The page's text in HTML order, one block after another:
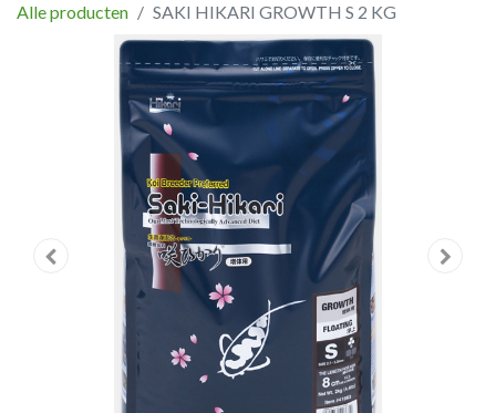
Alle producten SAKI HIKARI GROWTH S 2 KG